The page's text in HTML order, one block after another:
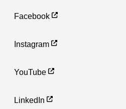
Facebook
Instagram
YouTube
LinkedIn